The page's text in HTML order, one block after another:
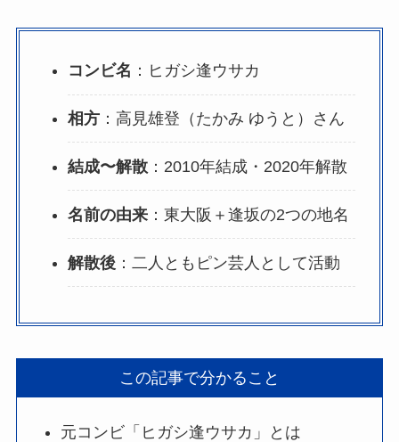
コンビ名 ：ヒガシ逢ウサカ
相方：高見雄登（たかみ ゆうと）さん
結成〜解散：2010年結成・2020年解散
名前の由来：東大阪＋逢坂の2つの地名
解散後：二人ともピン芸人として活動
この記事で分かること
元コンビ「ヒガシ逢ウサカ」とは